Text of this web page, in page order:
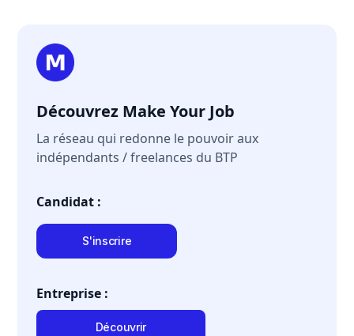
Découvrez Make Your Job
La réseau qui redonne le pouvoir aux
indépendants / freelances du BTP
Candidat :
S'inscrire
Entreprise :
Découvrir